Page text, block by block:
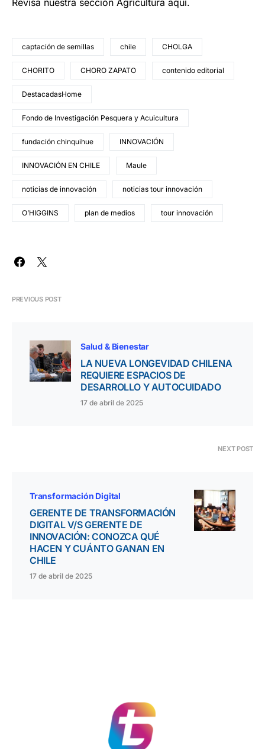
Revisa nuestra sección Agricultura aquí.
captación de semillas chile CHOLGA
CHORITO CHORO ZAPATO contenido editorial
DestacadasHome
Fondo de Investigación Pesquera y Acuicultura
fundación chinquihue INNOVACIÓN
INNOVACIÓN EN CHILE Maule
noticias de innovación noticias tour innovación
O’HIGGINS plan de medios tour innovación
PREVIOUS POST
Salud & Bienestar
LA NUEVA LONGEVIDAD CHILENA
REQUIERE ESPACIOS DE
DESARROLLO Y AUTOCUIDADO
17 de abril de 2025
NEXT POST
Transformación Digital
GERENTE DE TRANSFORMACIÓN
DIGITAL V/S GERENTE DE
INNOVACIÓN: CONOZCA QUÉ
HACEN Y CUÁNTO GANAN EN
CHILE
17 de abril de 2025